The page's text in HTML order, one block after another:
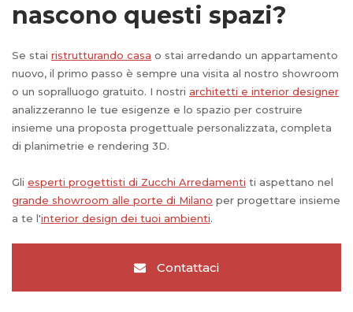
nascono questi spazi?
Se stai ristrutturando casa o stai arredando un appartamento
nuovo, il primo passo è sempre una visita al nostro showroom
o un sopralluogo gratuito. I nostri architetti e interior designer
analizzeranno le tue esigenze e lo spazio per costruire
insieme una proposta progettuale personalizzata, completa
di planimetrie e rendering 3D.
Gli esperti progettisti di Zucchi Arredamenti ti aspettano nel
grande showroom alle porte di Milano per progettare insieme
a te l'interior design dei tuoi ambienti.
Contattaci